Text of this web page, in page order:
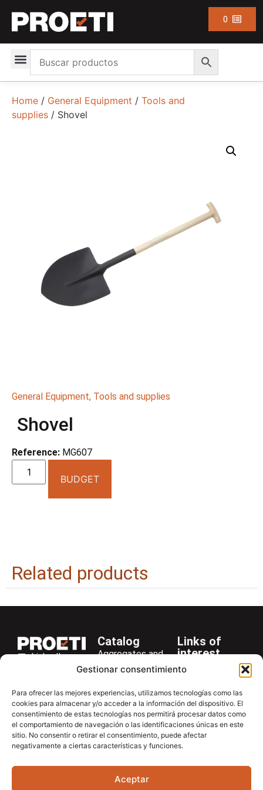
Gestionar consentimiento
Para ofrecer las mejores experiencias, utilizamos tecnologías como las
cookies para almacenar y/o acceder a la información del dispositivo. El
consentimiento de estas tecnologías nos permitirá procesar datos como
el comportamiento de navegación o las identificaciones únicas en este
sitio. No consentir o retirar el consentimiento, puede afectar
negativamente a ciertas características y funciones.
Aceptar
0
Home / General Equipment / Tools and
supplies / Shovel
General Equipment, Tools and supplies
Shovel
Reference: MG607
BUDGET
Related products
LinkedIn
+34 916 28
29 40
proetisa@proetisa.com
Ctra de
Algete, Av
M-106, Km
Catalog
Aggregates and
Rocks
Asphalt
Cements
Concrete
Soils
Soilmatic
Steels
Links of
interest
Company
News
Newsletter
Download
Contac